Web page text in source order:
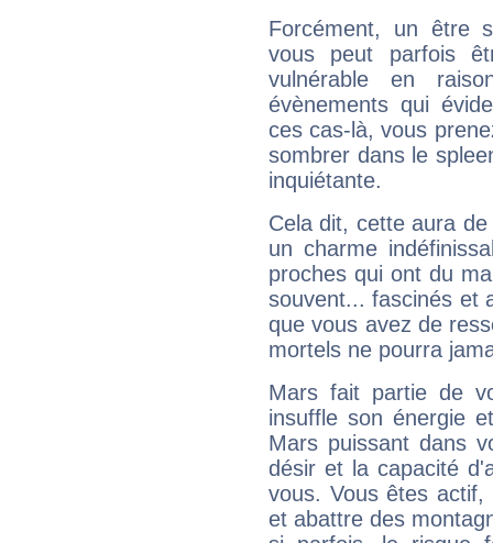
Forcément, un être
vous peut parfois
vulnérable en
évènements qui
ces cas-là, vous
sombrer dans le
inquiétante.
Cela dit, cette aura
un charme
proches qui ont du
souvent... fascinés et
que vous avez de
mortels ne pourra
Mars fait partie de
insuffle son énergie
Mars puissant dans
désir et la capacité
vous. Vous êtes
et abattre des